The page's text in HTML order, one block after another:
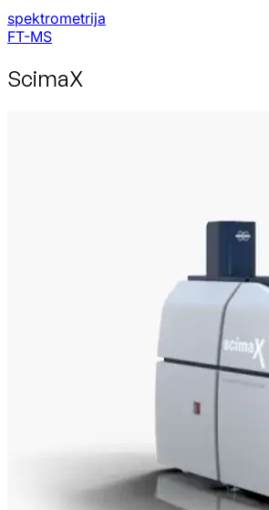
spektrometrija
FT-MS
ScimaX